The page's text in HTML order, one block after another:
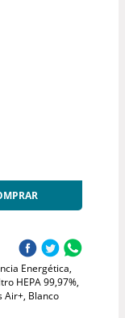
Energética,
HEPA 99,97%,
Air+, Blanco